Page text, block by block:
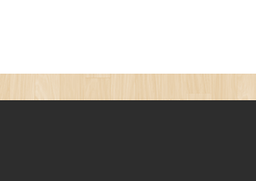
背後不是OpenAI的API服
API-Compatible Services, But Not